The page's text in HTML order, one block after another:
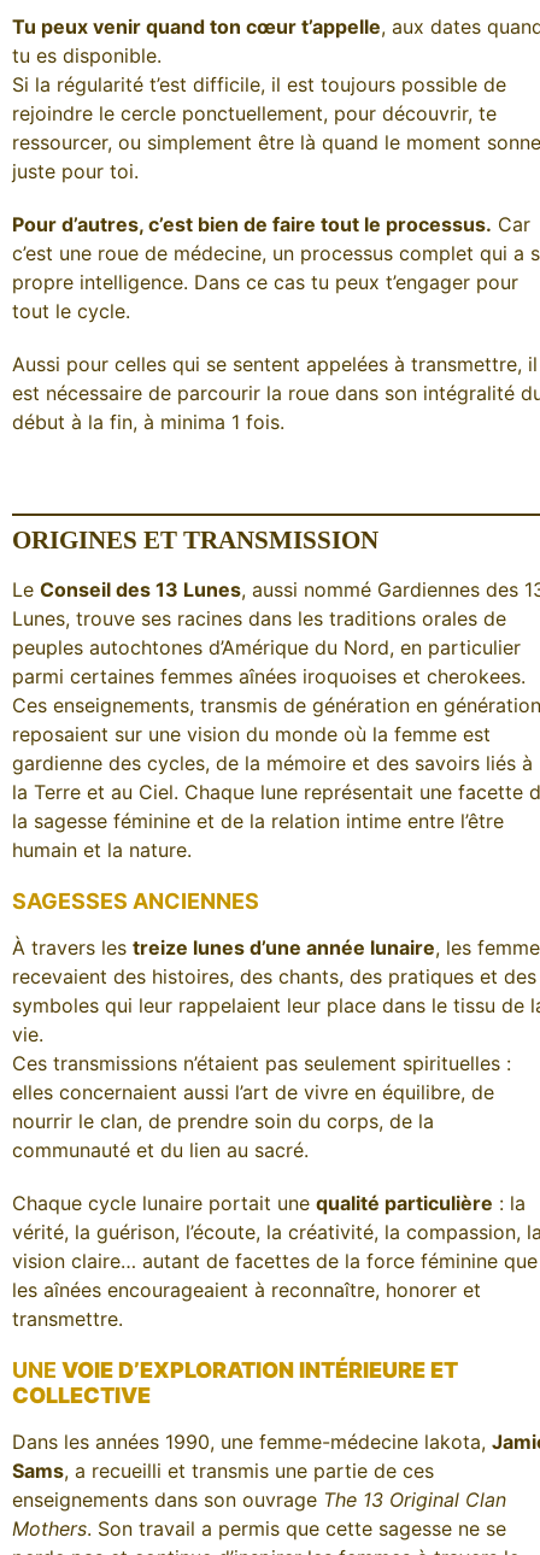
Tu peux venir quand ton cœur t’appelle, aux dates
tu es disponible.
Si la régularité t’est difficile, il est toujours possible de
rejoindre le cercle ponctuellement, pour découvrir, te
ressourcer, ou simplement être là quand le moment sonne
juste pour toi.
Pour d’autres, c’est bien de faire tout le processus. Car
c’est une roue de médecine, un processus complet qui a
propre intelligence. Dans ce cas tu peux t’engager pour
tout le cycle.
Aussi pour celles qui se sentent appelées à transmettre, il
est nécessaire de parcourir la roue dans son intégralité
début à la fin, à minima 1 fois.
ORIGINES ET TRANSMISSION
Le Conseil des 13 Lunes, aussi nommé Gardiennes des
Lunes, trouve ses racines dans les traditions orales de
peuples autochtones d’Amérique du Nord, en particulier
parmi certaines femmes aînées iroquoises et cherokees.
Ces enseignements, transmis de génération en
reposaient sur une vision du monde où la femme est
gardienne des cycles, de la mémoire et des savoirs liés à
la Terre et au Ciel. Chaque lune représentait une facette
la sagesse féminine et de la relation intime entre l’être
humain et la nature.
SAGESSES ANCIENNES
À travers les treize lunes d’une année lunaire, les
recevaient des histoires, des chants, des pratiques et des
symboles qui leur rappelaient leur place dans le tissu de
vie.
Ces transmissions n’étaient pas seulement spirituelles :
elles concernaient aussi l’art de vivre en équilibre, de
nourrir le clan, de prendre soin du corps, de la
communauté et du lien au sacré.
Chaque cycle lunaire portait une qualité particulière : la
vérité, la guérison, l’écoute, la créativité, la compassion,
vision claire… autant de facettes de la force féminine que
les aînées encourageaient à reconnaître, honorer et
transmettre.
UNE VOIE D’EXPLORATION INTÉRIEURE ET
COLLECTIVE
Dans les années 1990, une femme-médecine lakota,
Sams, a recueilli et transmis une partie de ces
enseignements dans son ouvrage The 13 Original Clan
Mothers. Son travail a permis que cette sagesse ne se